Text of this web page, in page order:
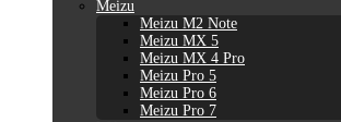
Meizu
Meizu M2 Note
Meizu MX 5
Meizu MX 4 Pro
Meizu Pro 5
Meizu Pro 6
Meizu Pro 7